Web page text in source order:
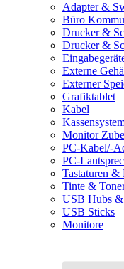
Adapter &
Büro
Drucker &
Drucker &
Externe
Externer
Grafiktablet
Kabel
Monitor
PC-Kabel/-
PC-
Tastaturen &
Tinte &
USB Hubs &
USB Sticks
Monitore